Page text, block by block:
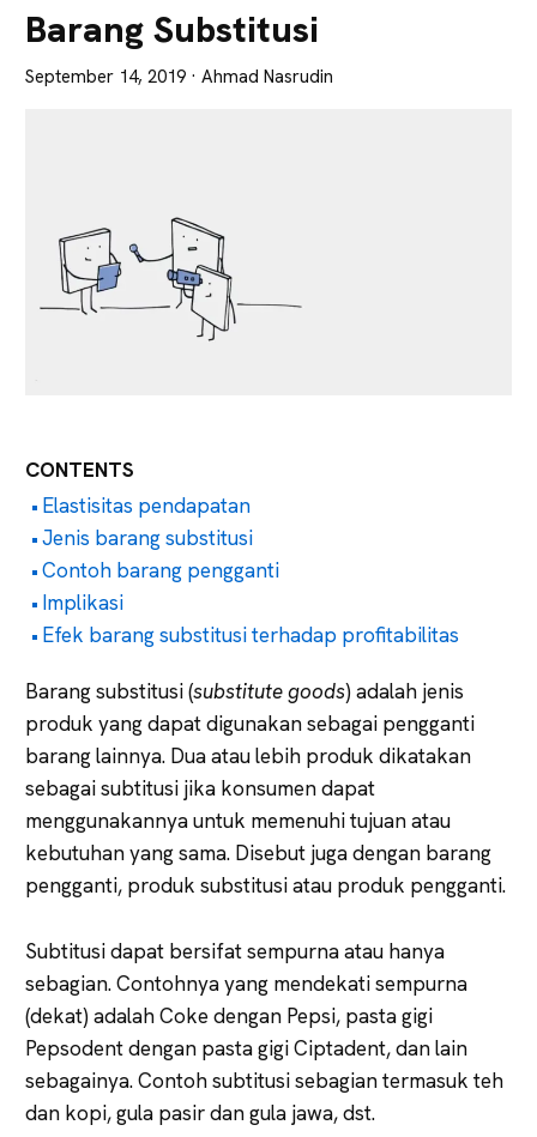
Tajam
Barang Substitusi
September 14, 2019 · Ahmad Nasrudin
CONTENTS
Elastisitas pendapatan
Jenis barang substitusi
Contoh barang pengganti
Implikasi
Efek barang substitusi terhadap profitabilitas
Barang substitusi (substitute goods) adalah jenis
produk yang dapat digunakan sebagai pengganti
barang lainnya. Dua atau lebih produk dikatakan
sebagai subtitusi jika konsumen dapat
menggunakannya untuk memenuhi tujuan atau
kebutuhan yang sama. Disebut juga dengan barang
pengganti, produk substitusi atau produk pengganti.
Subtitusi dapat bersifat sempurna atau hanya
sebagian. Contohnya yang mendekati sempurna
(dekat) adalah Coke dengan Pepsi, pasta gigi
Pepsodent dengan pasta gigi Ciptadent, dan lain
sebagainya. Contoh subtitusi sebagian termasuk teh
dan kopi, gula pasir dan gula jawa, dst.